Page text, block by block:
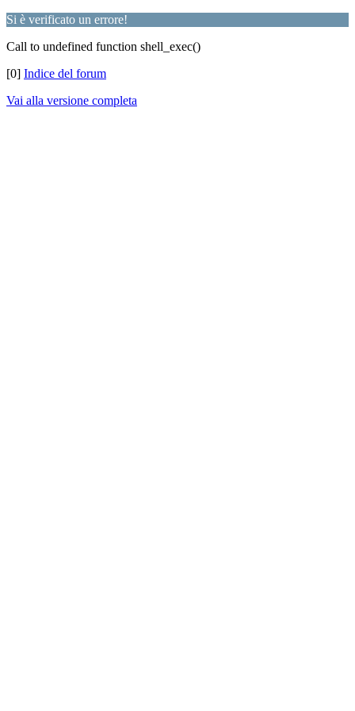
Si è verificato un errore!
Call to undefined function shell_exec()
[0] Indice del forum
Vai alla versione completa